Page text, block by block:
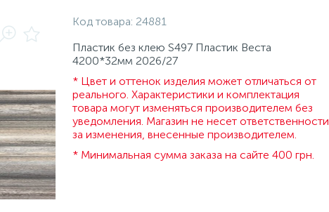
Код товара: 24881
Пластик без клею S497 Пластик Веста
4200*32мм 2026/27
* Цвет и оттенок изделия может отличаться от
реального. Характеристики и комплектация
товара могут изменяться производителем без
уведомления. Магазин не несет ответственности
за изменения, внесенные производителем.
* Минимальная сумма заказа на сайте 400 грн.